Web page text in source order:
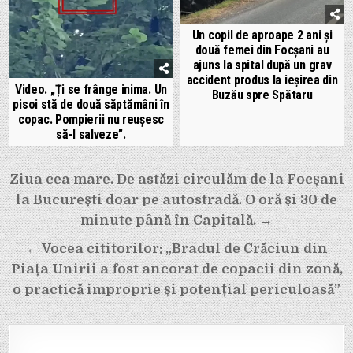
Video. „Ți se frânge inima. Un
pisoi stă de două săptămâni în
copac. Pompierii nu reușesc
să-l salveze”.
Un copil de aproape 2 ani și
două femei din Focșani au
ajuns la spital după un grav
accident produs la ieșirea din
Buzău spre Spătaru
Navigare
în
articole
Ziua cea mare. De astăzi circulăm de la Focșani
la București doar pe autostradă. O oră și 30 de
minute până în Capitală. →
← Vocea cititorilor: „Bradul de Crăciun din
Piața Unirii a fost ancorat de copacii din zonă,
o practică improprie și potențial periculoasă”